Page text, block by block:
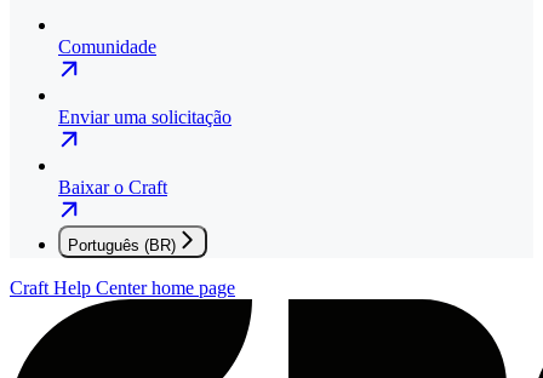
Comunidade
Enviar uma solicitação
Baixar o Craft
Português (BR)
Craft Help Centerhome page